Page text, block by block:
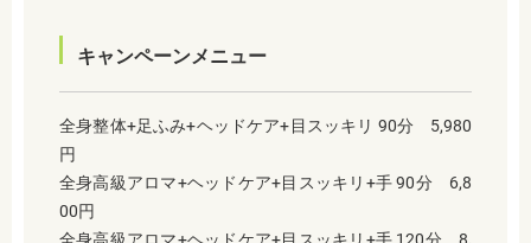
キャンペーンメニュー
全身整体+足ふみ+ヘッドケア+目スッキリ 90分 5,980
円
全身高級アロマ+ヘッドケア+目スッキリ+手 90分 6,8
00円